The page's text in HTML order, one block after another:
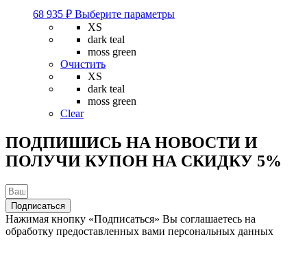
68 935 ₽ Выберите параметрыЭтот
товара.
XS
dark teal
moss green
Очистить
XS
dark teal
moss green
Clear
ПОДПИШИСЬ НА НОВОСТИ И
ПОЛУЧИ КУПОН НА СКИДКУ 5%
Подписаться
Нажимая кнопку «Подписаться» Вы соглашаетесь на
обработку предоставленных вами персональных данных